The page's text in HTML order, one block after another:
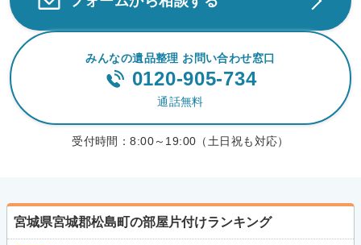
みんなの遺品整理 お問い合わせ窓口
0120-905-734
通話無料
受付時間：8:00～19:00（土日祝も対応）
宮城県宮城郡松島町の部屋片付けランキング